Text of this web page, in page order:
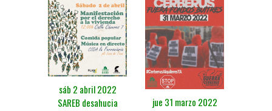
sáb 2 abril 2022
SAREB desahucia
jue 31 marzo 2022